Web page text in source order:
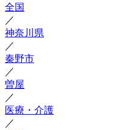
全国
／
神奈川県
／
秦野市
／
曽屋
／
医療・介護
／